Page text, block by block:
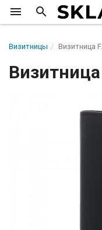
Визитницы Визитница